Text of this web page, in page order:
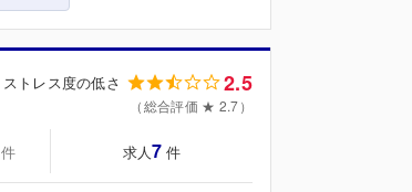
ストレス度の低さ 2.5
（総合評価 ★ 2.7）
件 求人7 件